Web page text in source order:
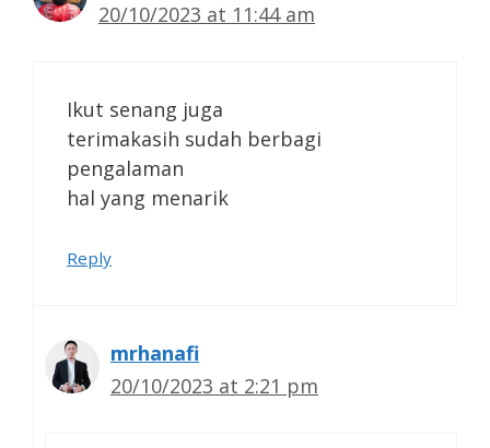
20/10/2023 at 11:44 am
Ikut senang juga
terimakasih sudah berbagi
pengalaman
hal yang menarik
Reply
mrhanafi
20/10/2023 at 2:21 pm